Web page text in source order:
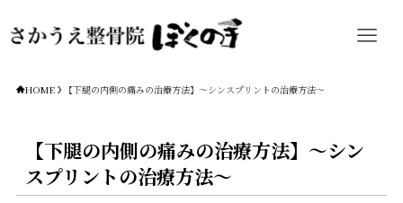
HOME 【下腿の内側の痛みの治療方法】～シンスプリントの治療方法～
【下腿の内側の痛みの治療方法】～シン
スプリントの治療方法～